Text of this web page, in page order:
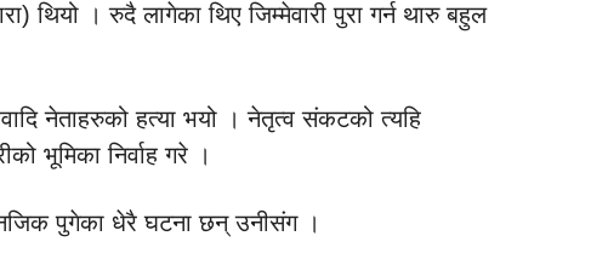
थियो । रुदै लागेका थिए जिम्मेवारी पुरा गर्न थारु बहुल
नेताहरुको हत्या भयो । नेतृत्व संकटको त्यहि
भूमिका निर्वाह गरे ।
पुगेका धेरै घटना छन् उनीसंग ।